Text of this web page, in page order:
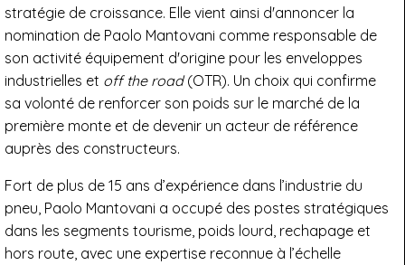
stratégie de croissance. Elle vient ainsi d'annoncer la
nomination de Paolo Mantovani comme responsable de
son activité équipement d'origine pour les enveloppes
industrielles et off the road(OTR). Un choix qui confirme
sa volonté de renforcer son poids sur le marché de la
première monte et de devenir un acteur de référence
auprès des constructeurs.
Fort de plus de 15 ans d’expérience dans l’industrie du
pneu, Paolo Mantovani a occupé des postes stratégiques
dans les segments tourisme, poids lourd, rechapage et
hors route, avec une expertise reconnue à l’échelle